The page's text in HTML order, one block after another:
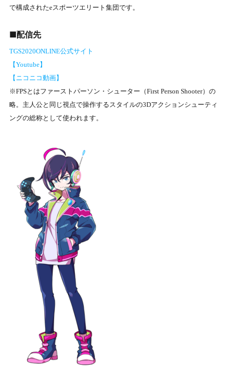
で構成されたeスポーツエリート集団です。
■配信先
TGS2020ONLINE公式サイト
【Youtube】
【ニコニコ動画】
※FPSとはファーストパーソン・シューター（First Person Shooter）の
略。主⼈公と同じ視点で操作するスタイルの3Dアクションシューティ
ングの総称として使われます。